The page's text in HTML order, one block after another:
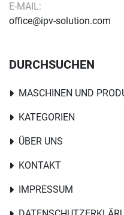
E-MAIL:
office@ipv-solution.com
DURCHSUCHEN
MASCHINEN UND
KATEGORIEN
ÜBER UNS
KONTAKT
IMPRESSUM